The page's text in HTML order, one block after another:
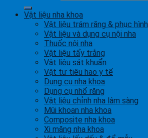
Vật liệu nha khoa
Vật liệu trám răng & phục hình
Vật liệu và dụng cụ nội nha
Thuốc nội nha
Vật liệu tẩy trắng
Vật liệu sát khuẩn
Vật tư tiêu hao y tế
Dụng cụ nha khoa
Dụng cụ nhổ răng
Vật liệu chỉnh nha lâm sàng
Mũi khoan nha khoa
Composite nha khoa
Xi măng nha khoa